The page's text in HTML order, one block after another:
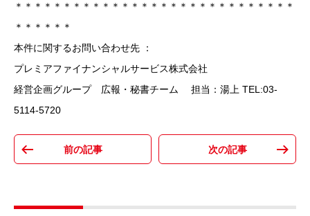
＊＊＊＊＊＊＊＊＊＊＊＊＊＊＊＊＊＊＊＊＊＊＊＊＊＊＊＊＊
＊＊＊＊＊＊
本件に関するお問い合わせ先 ：
プレミアファイナンシャルサービス株式会社
経営企画グループ 広報・秘書チーム 担当：湯上 TEL:03-
5114-5720